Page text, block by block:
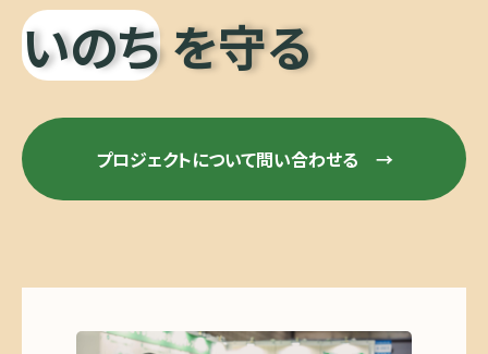
いのちを守る
プロジェクトについて問い合わせる →